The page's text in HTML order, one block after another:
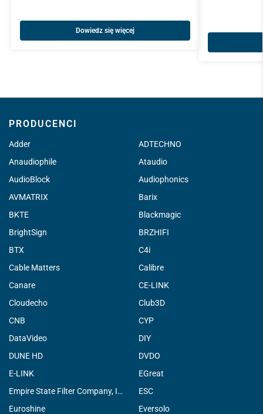
Dowiedz się więcej
PRODUCENCI
Adder
ADTECHNO
Anaudiophile
Ataudio
AudioBlock
Audiophonics
AVMATRIX
Barix
BKTE
Blackmagic
BrightSign
BRZHIFI
BTX
C4i
Cable Matters
Calibre
Canare
CE-LINK
Cloudecho
Club3D
CNB
CYP
DataVideo
DIY
DUNE HD
DVDO
E-LINK
EGreat
Empire State Filter Company, INC.
ESC
Euroshine
Eversolo